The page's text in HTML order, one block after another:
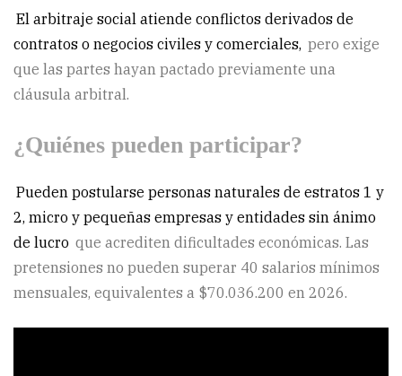
El arbitraje social atiende conflictos derivados de
contratos o negocios civiles y comerciales, pero exige
que las partes hayan pactado previamente una
cláusula arbitral.
¿Quiénes pueden participar?
Pueden postularse personas naturales de estratos 1 y
2, micro y pequeñas empresas y entidades sin ánimo
de lucro que acrediten dificultades económicas. Las
pretensiones no pueden superar 40 salarios mínimos
mensuales, equivalentes a $70.036.200 en 2026.